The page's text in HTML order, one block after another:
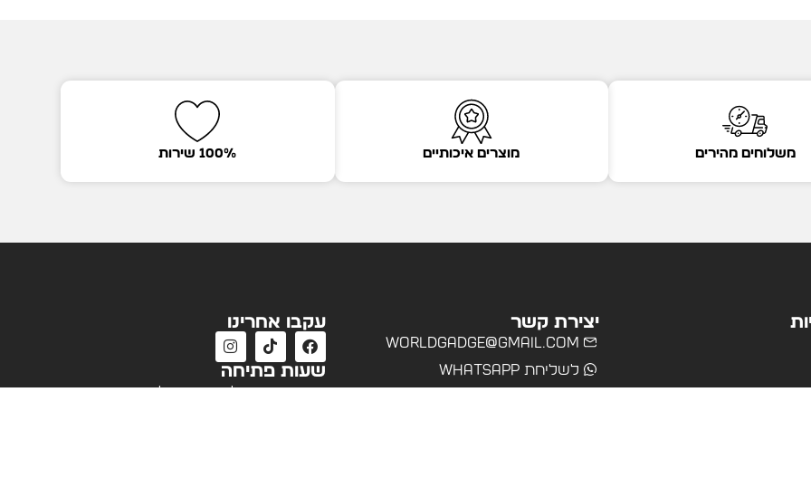
משלוחים מהירים מוצרים איכותיים 100% שירות
יצירת קשר
worldgadge@gmail.com
לשליחת WhatsApp
עקבו אחרינו
שעות פתיחה
שעות פעילות שירות לקוחות